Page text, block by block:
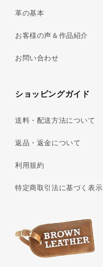
革の基本
お客様の声＆作品紹介
お問い合わせ
ショッピングガイド
送料・配送方法について
返品・返金について
利用規約
特定商取引法に基づく表示